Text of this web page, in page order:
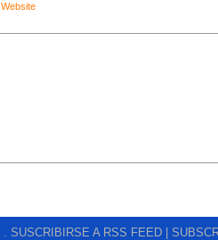
Website
. SUSCRIBIRSE A RSS FEED |